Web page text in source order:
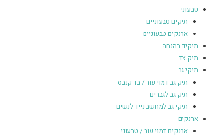
טבעוני
תיקים טבעוניים
ארנקים טבעוניים
תיקים בהנחה
תיק צד
תיקי גב
תיק גב דמוי עור / בד קנבס
תיק גב לגברים
תיקי גב למחשב נייד לנשים
ארנקים
ארנקים דמוי עור / טבעוני